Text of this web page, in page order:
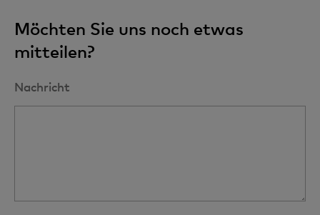
Möchten Sie uns noch etwas
mitteilen?
Nachricht